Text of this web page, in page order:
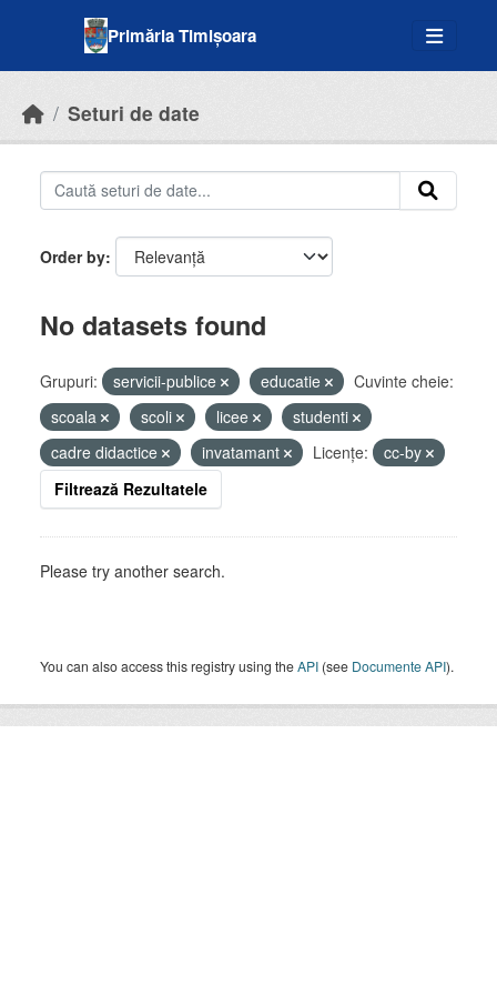
Primăria Timișoara
Seturi de date
Order by
No datasets found
Grupuri: servicii-publice educatie
Cuvinte cheie:
scoala
scoli licee
studenti
cadre didactice
invatamant Licenţe:
cc-by
Filtrează Rezultatele
Please try another search.
You can also access this registry using theAPI (see Documente API).